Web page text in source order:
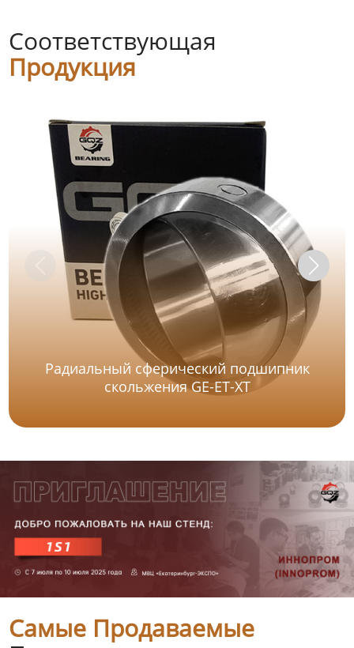
Соответствующая
Продукция
Радиальный сферический подшипник
скольжения GE-ET-XT
Самые Продаваемые